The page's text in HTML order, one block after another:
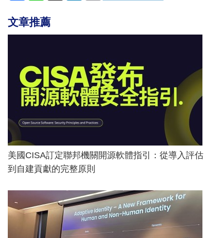
文章推薦
美國CISA訂定聯邦機關開源軟體指引：從導入評估
到自建貢獻的完整原則